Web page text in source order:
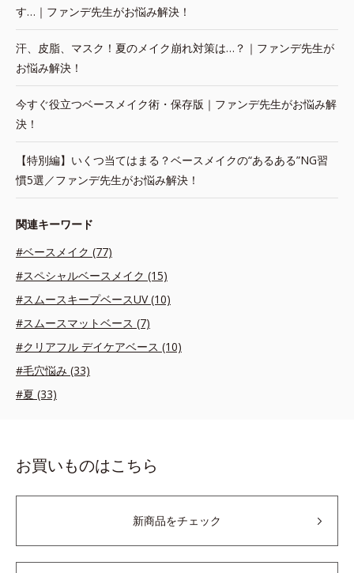
す…｜ファンデ先生がお悩み解決！
汗、皮脂、マスク！夏のメイク崩れ対策は…？｜ファンデ先生が
お悩み解決！
今すぐ役立つベースメイク術・保存版｜ファンデ先生がお悩み解
決！
【特別編】いくつ当てはまる？ベースメイクの“あるある”NG習
慣5選／ファンデ先生がお悩み解決！
関連キーワード
#ベースメイク (77)
#スペシャルベースメイク (15)
#スムースキープベースUV (10)
#スムースマットベース (7)
#クリアフル デイケアベース (10)
#毛穴悩み (33)
#夏 (33)
お買いものはこちら
新商品をチェック